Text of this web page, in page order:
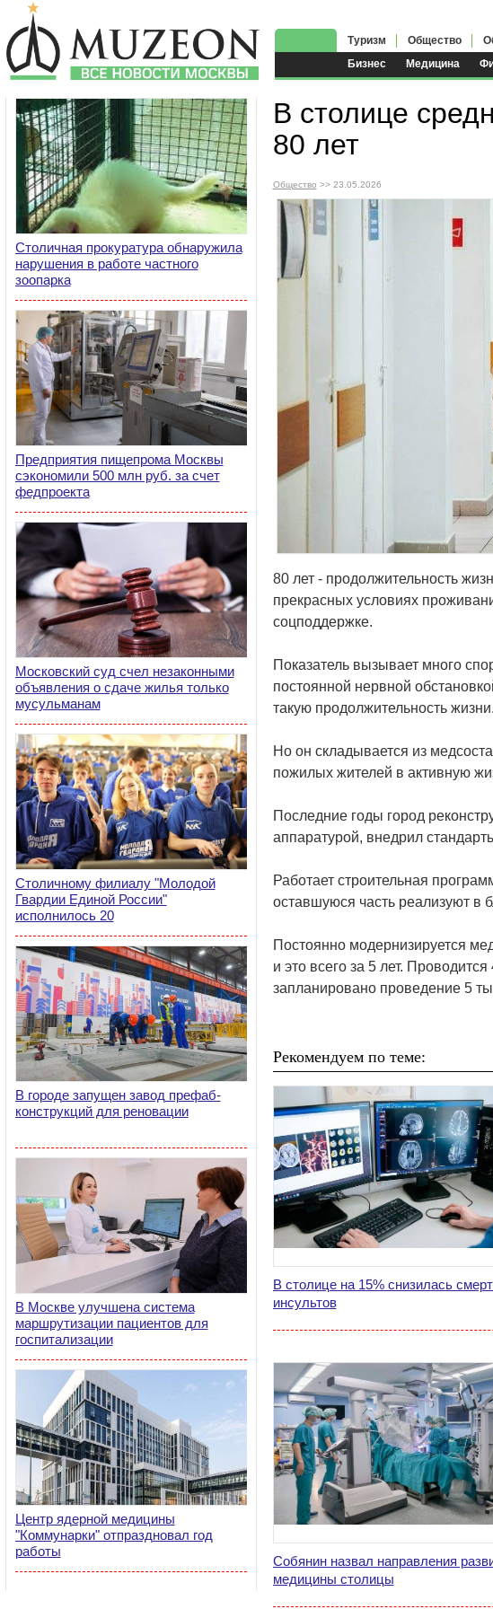
Бизнес Медицина
Туризм Общество
Столичная прокуратура обнаружила
нарушения в работе частного
зоопарка
Предприятия пищепрома Москвы
сэкономили 500 млн руб. за счет
федпроекта
Московский суд счел незаконными
объявления о сдаче жилья только
мусульманам
Столичному филиалу "Молодой
Гвардии Единой России"
исполнилось 20
В городе запущен завод префаб-
конструкций для реновации
В Москве улучшена система
маршрутизации пациентов для
госпитализации
Центр ядерной медицины
"Коммунарки" отпраздновал год
работы
В столице
80 лет
Общество >> 23.05.2026
80 лет - продолжительность
прекрасных условиях
соцподдержке.
Показатель вызывает много
постоянной нервной
такую продолжительность жизни.
Но он складывается из
пожилых жителей в активную
Последние годы город
аппаратурой, внедрил
Работает строительная
оставшуюся часть реализуют в
Постоянно модернизируется
и это всего за 5 лет.
запланировано проведение 5
Рекомендуем по теме:
В столице на 15% снизилась
инсультов
Собянин назвал направления
медицины столицы